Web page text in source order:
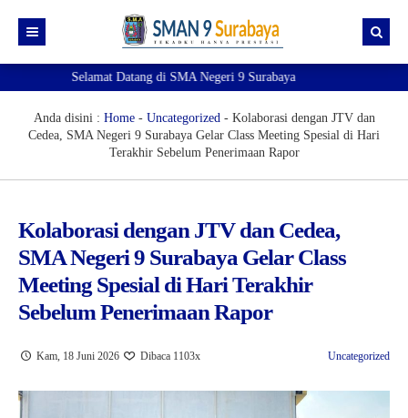
Akademik
e-Observasi Pembelajaran
Pendaftaran TKA
e-Jurnal
e-Rapor
e-rapor Sisipan
e-Learning
e-KSP
e-Kesiswaan
Sipena9 (Admin 1)
Sipena9 (Admin 2)
Profil
Kenali Sekolahku!
Visi Misi
Guru dan Tenaga Kependidikan
OSIS & MPK
Ekstrakurikuler
Pramuka
Paskibra
PMR
Futsal
Basket Putri
Pengumuman
Prestasi
Pengumuman Kelulusan
SIM
Eligible Map
Ruang gtk
Si-Master
Informasi
Verval Data Ijazah
Mapel Pendukung SNBP 2025
Sobat 9
Selamat Datang di SMA Negeri 9 Surabaya
Anda disini : Home- Uncategorized- Kolaborasi dengan JTV dan
Cedea, SMA Negeri 9 Surabaya Gelar Class Meeting Spesial di Hari
Terakhir Sebelum Penerimaan Rapor
Kolaborasi dengan JTV dan Cedea,
SMA Negeri 9 Surabaya Gelar Class
Meeting Spesial di Hari Terakhir
Sebelum Penerimaan Rapor
Kam, 18 Juni 2026 Dibaca 1103x Uncategorized